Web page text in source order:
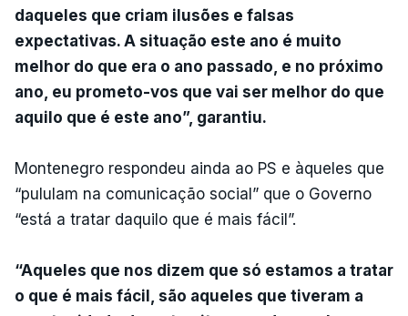
daqueles que criam ilusões e falsas
expectativas. A situação este ano é muito
melhor do que era o ano passado, e no próximo
ano, eu prometo-vos que vai ser melhor do que
aquilo que é este ano”, garantiu.
Montenegro respondeu ainda ao PS e àqueles que
“pululam na comunicação social” que o Governo
“está a tratar daquilo que é mais fácil”.
“Aqueles que nos dizem que só estamos a tratar
o que é mais fácil, são aqueles que tiveram a